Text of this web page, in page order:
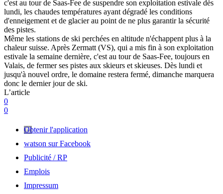
c'est au tour de Saas-Fee de suspendre son exploitation estivale dès
lundi, les chaudes températures ayant dégradé les conditions
d'enneigement et de glacier au point de ne plus garantir la sécurité
des pistes.
Même les stations de ski perchées en altitude n'échappent plus à la
chaleur suisse. Après Zermatt (VS), qui a mis fin à son exploitation
estivale la semaine dernière, c'est au tour de Saas-Fee, toujours en
Valais, de fermer ses pistes aux skieurs et skieuses. Dès lundi et
jusqu'à nouvel ordre, le domaine restera fermé, dimanche marquera
donc le dernier jour de ski.
L’article
0
0
Obtenir l'application
watson sur Facebook
Publicité / RP
Emplois
Impressum